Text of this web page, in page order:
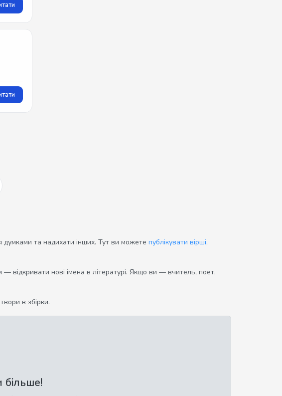
думками та надихати інших. Тут ви можете публікувати вірші,
відкривати нові імена в літературі. Якщо ви — вчитель, поет,
в збірки.
більше!